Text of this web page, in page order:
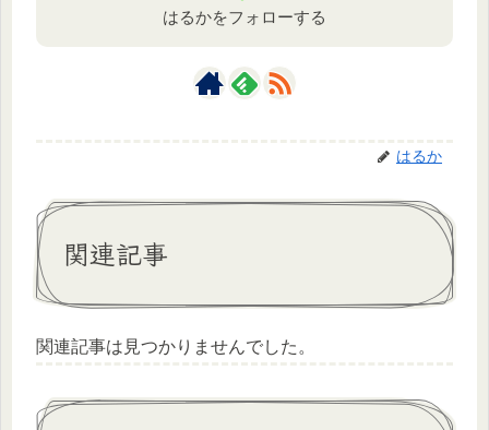
はるかをフォローする
はるか
関連記事
関連記事は見つかりませんでした。